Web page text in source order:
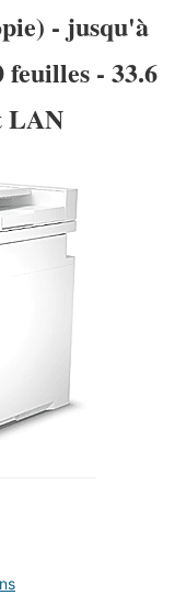
- jusqu'à
- 33.6
LAN